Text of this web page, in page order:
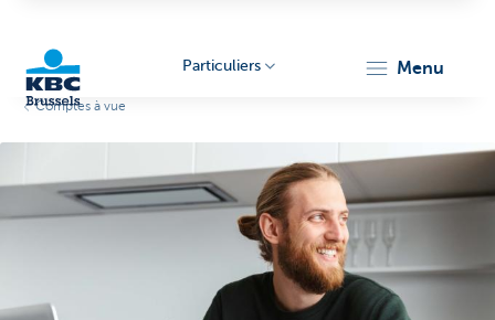
Particuliers menu
Comptes à vue